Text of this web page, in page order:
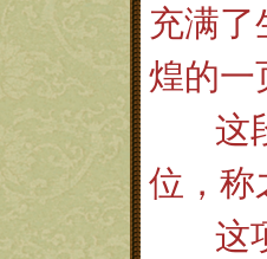
充满了
煌的一
这
位，称
这